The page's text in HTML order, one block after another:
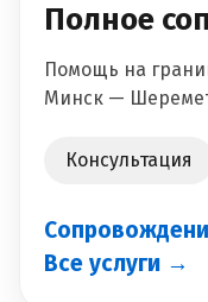
Полное
Помощь на
Минск —
Консультация
Все услуги →